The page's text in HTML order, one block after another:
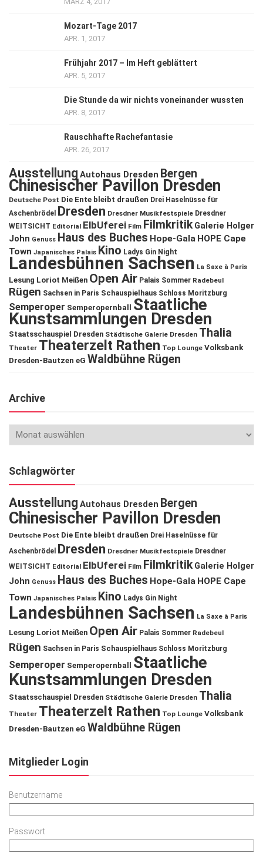
Mozart-Tage 2017
APR. 1, 2017
Frühjahr 2017 – Im Heft geblättert
APR. 5, 2017
Die Stunde da wir nichts voneinander wussten
APR. 8, 2017
Rauschhafte Rachefantasie
APR. 26, 2017
Ausstellung Autohaus Dresden Bergen
Chinesischer Pavillon Dresden
Deutsche Post Die Ente bleibt draußen Drei Haselnüsse für
Aschenbrödel
Dresden Dresdner Musikfestspiele Dresdner
WEITSICHT Editorial ElbUferei Film Filmkritik Galerie Holger
John Genuss Haus des Buches Hope-Gala HOPE Cape
Town Japanisches Palais Kino Ladys Gin Night
Landesbühnen Sachsen La Saxe à Paris
Lesung Loriot Meißen Open Air Palais Sommer Radebeul
Rügen Sachsen in Paris Schauspielhaus Schloss Moritzburg
Semperoper Semperopernball Staatliche
Kunstsammlungen Dresden
Staatsschauspiel Dresden Städtische Galerie Dresden Thalia
Theater Theaterzelt Rathen Top Lounge Volksbank
Dresden-Bautzen eG Waldbühne Rügen
Archive
Schlagwörter
Ausstellung Autohaus Dresden Bergen
Chinesischer Pavillon Dresden
Deutsche Post Die Ente bleibt draußen Drei Haselnüsse für
Aschenbrödel
Dresden Dresdner Musikfestspiele Dresdner
WEITSICHT Editorial ElbUferei Film Filmkritik Galerie Holger
John Genuss Haus des Buches Hope-Gala HOPE Cape
Town Japanisches Palais Kino Ladys Gin Night
Landesbühnen Sachsen La Saxe à Paris
Lesung Loriot Meißen Open Air Palais Sommer Radebeul
Rügen Sachsen in Paris Schauspielhaus Schloss Moritzburg
Semperoper Semperopernball
Staatliche
Kunstsammlungen Dresden
Staatsschauspiel Dresden Städtische Galerie Dresden Thalia
Theater Theaterzelt Rathen Top Lounge Volksbank
Dresden-Bautzen eG Waldbühne Rügen
Mitglieder Login
Benutzername
Passwort